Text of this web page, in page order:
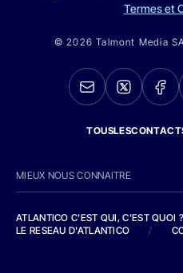
Termes et
© 2026 Talmont Media
MIEUX NOUS CONNAITRE
ATLANTICO C'EST QUI, C'EST QUOI ?
LE RESEAU D'ATLANTICO
/